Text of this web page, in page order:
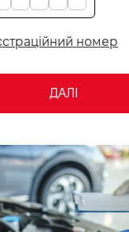
номер
ДАЛІ
на наш канал та
послугами та